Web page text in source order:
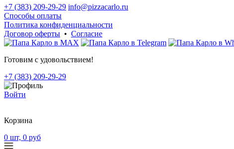
+7 (383) 209-29-29 info@pizzacarlo.ru
Способы оплаты
Политика конфиденциальности
Договор оферты • Согласие
Готовим с удовольствием!
+7 (383) 209-29-29
Войти
Корзина
0 шт, 0 руб